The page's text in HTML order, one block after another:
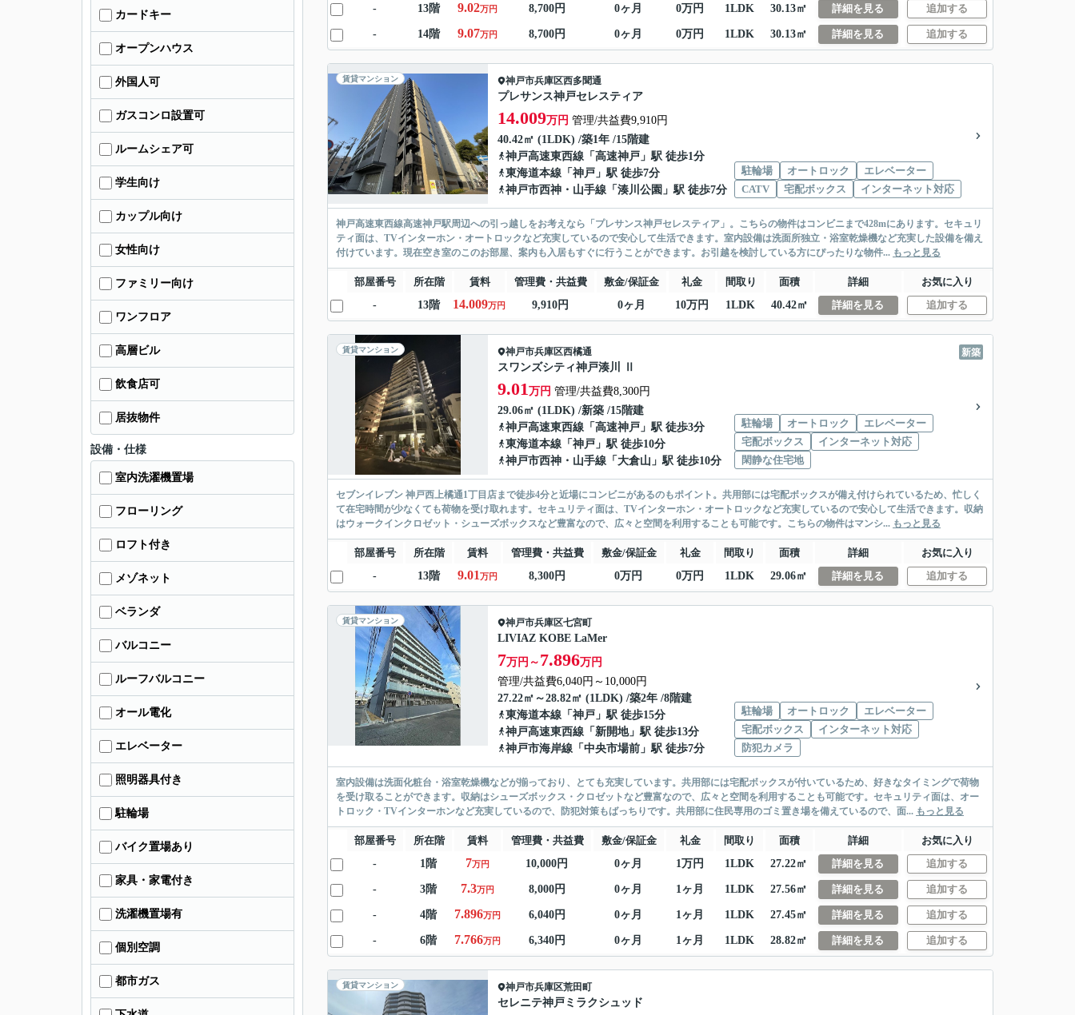
- 13階 9.02万円 8,700円 0ヶ月 0万円 1LDK 30.13㎡ 詳細を見る 追加する
- 14階 9.07万円 8,700円 0ヶ月 0万円 1LDK 30.13㎡ 詳細を見る 追加する
賃貸マンション 神戸市兵庫区西多聞通
プレサンス神戸セレスティア
14.009万円 管理/共益費9,910円
40.42㎡ (1LDK) /築1年 /15階建
神戸高速東西線 「 高速神戸 」駅 徒歩1分
東海道本線 「 神戸 」駅 徒歩7分
神戸市西神・山手線 「 湊川公園 」駅 徒歩7分
駐輪場 オートロック
エレベーター
CATV
宅配ボックス インターネット対応
神戸高速東西線高速神戸駅周辺への引っ越しをお考えなら「プレサンス神戸セレスティア」。こちらの物件はコンビニまで428mにあります。セキュリ
ティ面は、TVインターホン・オートロックなど充実しているので安心して生活できます。室内設備は洗面所独立・浴室乾燥機など充実した設備を備え
付けています。現在空き室のこのお部屋、案内も入居もすぐに行うことができます。お引越を検討している方にぴったりな物件... もっと見る
部屋番号 所在階 賃料 管理費・共益費 敷金/保証金 礼金 間取り 面積 詳細
お気に入り
-
13階 14.009万円 9,910円 0ヶ月 10万円 1LDK 40.42㎡ 詳細を見る 追加する
賃貸マンション 新築
神戸市兵庫区西橘通
スワンズシティ神戸湊川 Ⅱ
9.01万円 管理/共益費8,300円
29.06㎡ (1LDK) /新築 /15階建
神戸高速東西線 「 高速神戸 」駅 徒歩3分
東海道本線 「 神戸 」駅 徒歩10分
神戸市西神・山手線 「 大倉山 」駅 徒歩10分
駐輪場 オートロック
エレベーター
宅配ボックス
インターネット対応
閑静な住宅地
セブンイレブン 神戸西上橘通1丁目店まで徒歩4分と近場にコンビニがあるのもポイント。共用部には宅配ボックスが備え付けられているため、忙しく
て在宅時間が少なくても荷物を受け取れます。セキュリティ面は、TVインターホン・オートロックなど充実しているので安心して生活できます。収納
はウォークインクロゼット・シューズボックスなど豊富なので、広々と空間を利用することも可能です。こちらの物件はマンシ... もっと見る
部屋番号 所在階 賃料 管理費・共益費 敷金/保証金 礼金 間取り 面積 詳細
お気に入り
-
13階 9.01万円 8,300円 0万円 0万円 1LDK 29.06㎡ 詳細を見る 追加する
賃貸マンション 神戸市兵庫区七宮町
LIVIAZ KOBE LaMer
7万円～ 7.896万円
管理/共益費6,040円～10,000円
27.22㎡～28.82㎡ (1LDK) /築2年 /8階建
東海道本線 「 神戸 」駅 徒歩15分
神戸高速東西線 「 新開地」駅 徒歩13分
神戸市海岸線 「 中央市場前 」駅 徒歩7分
駐輪場 オートロック
エレベーター
宅配ボックス
インターネット対応
防犯カメラ
室内設備は洗面化粧台・浴室乾燥機などが揃っており、とても充実しています。共用部には宅配ボックスが付いているため、好きなタイミングで荷物
を受け取ることができます。収納はシューズボックス・クロゼットなど豊富なので、広々と空間を利用することも可能です。セキュリティ面は、オー
トロック・TVインターホンなど充実しているので、防犯対策もばっちりです。共用部に住民専用のゴミ置き場を備えているので、面... もっと見る
部屋番号 所在階 賃料 管理費・共益費 敷金/保証金 礼金 間取り 面積 詳細
お気に入り
-
1階 7万円 10,000円 0ヶ月 1万円 1LDK 27.22㎡ 詳細を見る 追加する
- 3階 7.3万円 8,000円 0ヶ月 1ヶ月 1LDK 27.56㎡ 詳細を見る 追加する
- 4階 7.896万円 6,040円 0ヶ月 1ヶ月 1LDK 27.45㎡ 詳細を見る 追加する
- 6階 7.766万円 6,340円 0ヶ月 1ヶ月 1LDK 28.82㎡ 詳細を見る 追加する
賃貸マンション 神戸市兵庫区荒田町
セレニテ神戸ミラクシュッド
カードキー
オープンハウス
外国人可
ガスコンロ設置可
ルームシェア可
学生向け
カップル向け
女性向け
ファミリー向け
ワンフロア
高層ビル
飲食店可
居抜物件
設備・仕様
室内洗濯機置場
フローリング
ロフト付き
メゾネット
ベランダ
バルコニー
ルーフバルコニー
オール電化
エレベーター
照明器具付き
駐輪場
バイク置場あり
家具・家電付き
洗濯機置場有
個別空調
都市ガス